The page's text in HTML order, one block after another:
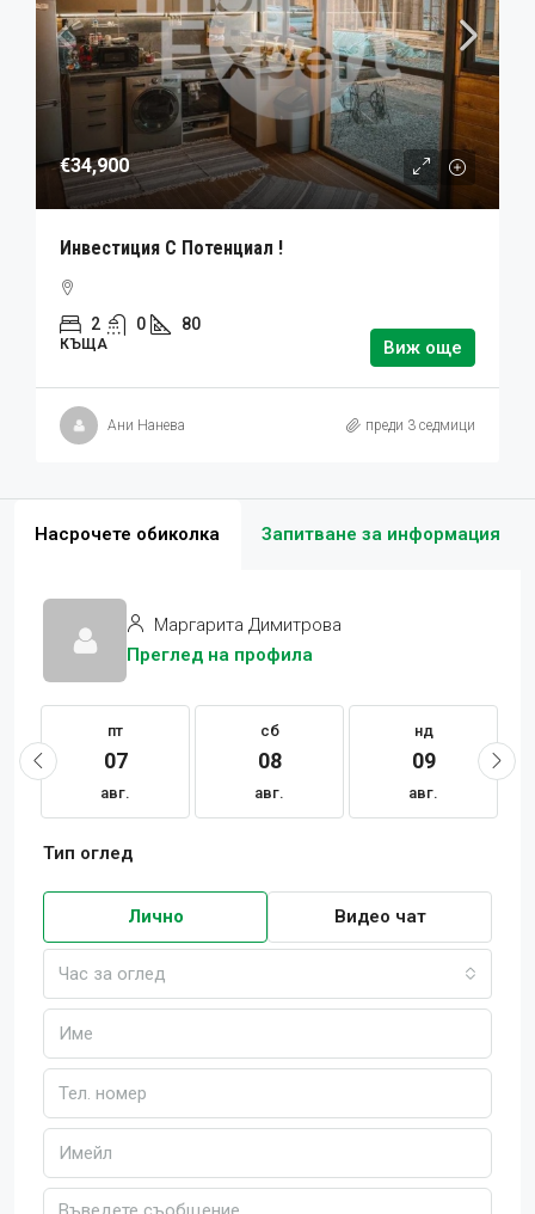
€34,900
Инвестиция С Потенциал !
2 0 80
КЪЩА Виж още
Ани Нанева преди 3 седмици
Насрочете обиколка Запитване за информация
Маргарита Димитрова
Преглед на профила
пт
07
авг.
сб
08
авг.
нд
09
авг.
Тип оглед
Лично Видео чат
Час за оглед